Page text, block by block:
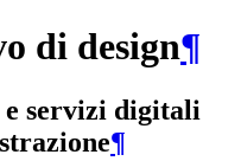
di design¶
servizi digitali
¶